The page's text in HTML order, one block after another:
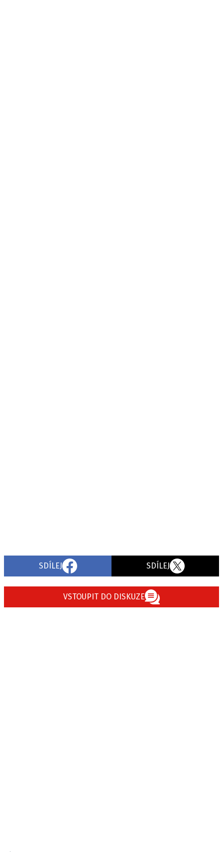
SDÍLEJ SDÍLEJ
VSTOUPIT DO DISKUZE